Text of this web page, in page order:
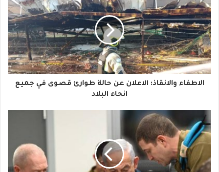
ر
ي
د
ك
ا
إ
ل
ك
ت
الاطفاء والانقاذ: الاعلان عن حالة طوارئ قصوى في جميع
انحاء البلاد